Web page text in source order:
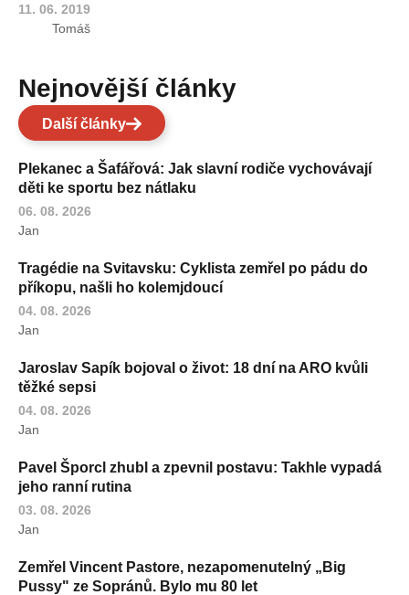
11. 06. 2019
Tomáš
Nejnovější články
Další články
Plekanec a Šafářová: Jak slavní rodiče vychovávají
děti ke sportu bez nátlaku
06. 08. 2026
Jan
Tragédie na Svitavsku: Cyklista zemřel po pádu do
příkopu, našli ho kolemjdoucí
04. 08. 2026
Jan
Jaroslav Sapík bojoval o život: 18 dní na ARO kvůli
těžké sepsi
04. 08. 2026
Jan
Pavel Šporcl zhubl a zpevnil postavu: Takhle vypadá
jeho ranní rutina
03. 08. 2026
Jan
Zemřel Vincent Pastore, nezapomenutelný „Big
Pussy" ze Sopránů. Bylo mu 80 let